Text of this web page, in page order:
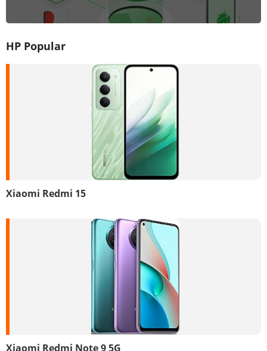
HP Popular
Xiaomi Redmi 15
Xiaomi Redmi Note 9 5G